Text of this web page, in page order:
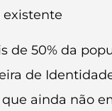
de 50% da
de
que ainda não